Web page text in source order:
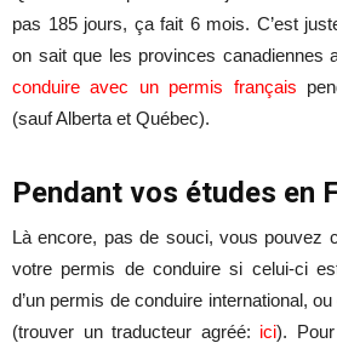
pas 185 jours, ça fait 6 mois. C’est
on sait que les provinces canadiennes
conduire avec un permis français
(sauf Alberta et Québec).
Pendant vos études en
Là encore, pas de souci, vous pouvez
votre permis de conduire si celui-ci
d’un permis de conduire international,
(trouver un traducteur agréé: ici).